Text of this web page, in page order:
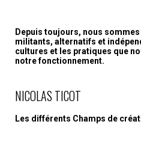
Depuis toujours, nous
militants, alternatifs et
cultures et les pratiques que
notre fonctionnement.
NICOLAS TICOT
Les différents Champs de